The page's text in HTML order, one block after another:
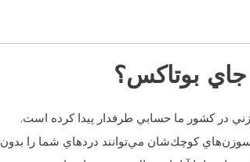
بوتاكس؟
در كشور ما حسابي طرفدار پيدا كرده است.
كوچك‌شان مي‌توانند دردهاي شما را بدون